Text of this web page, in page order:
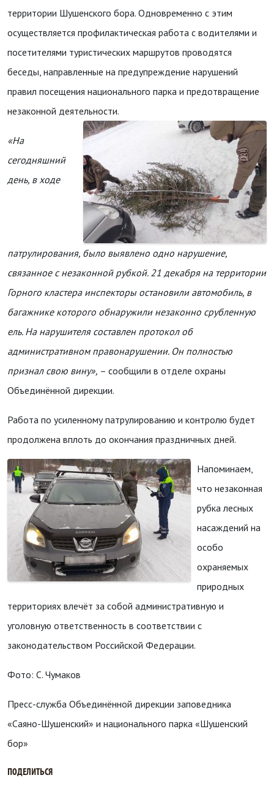
территории Шушенского бора. Одновременно с этим
осуществляется профилактическая работа с водителями и
посетителями туристических маршрутов проводятся
беседы, направленные на предупреждение нарушений
правил посещения национального парка и предотвращение
незаконной деятельности.
«На
сегодняшний
день, в ходе
патрулирования, было выявлено одно нарушение,
связанное с незаконной рубкой. 21 декабря на территории
Горного кластера инспекторы остановили автомобиль, в
багажнике которого обнаружили незаконно срубленную
ель. На нарушителя составлен протокол об
административном правонарушении. Он полностью
признал свою вину», – сообщили в отделе охраны
Объединённой дирекции.
Работа по усиленному патрулированию и контролю будет
продолжена вплоть до окончания праздничных дней.
Напоминаем,
что незаконная
рубка лесных
насаждений на
особо
охраняемых
природных
территориях влечёт за собой административную и
уголовную ответственность в соответствии с
законодательством Российской Федерации.
Фото: С. Чумаков
Пресс-служба Объединённой дирекции заповедника
«Саяно-Шушенский» и национального парка «Шушенский
бор»
ПОДЕЛИТЬСЯ